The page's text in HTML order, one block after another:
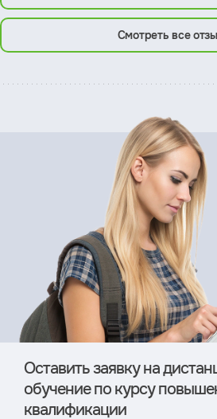
Смотреть все
Оставить заявку на
обучение по курсу
квалификации